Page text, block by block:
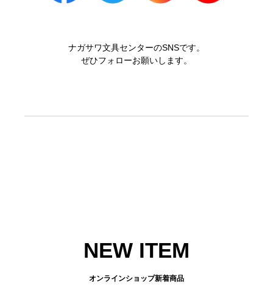
ナガサワ文具センターのSNSです。
ぜひフォローお願いします。
NEW ITEM
オンラインショップ新着商品